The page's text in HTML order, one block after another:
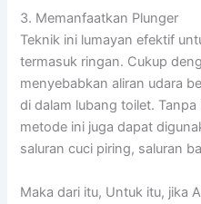
3. Memanfaatkan Plunger
Teknik ini lumayan efektif
termasuk ringan. Cukup
menyebabkan aliran udara
di dalam lubang toilet.
metode ini juga dapat
saluran cuci piring, saluran
Maka dari itu, Untuk itu, jika